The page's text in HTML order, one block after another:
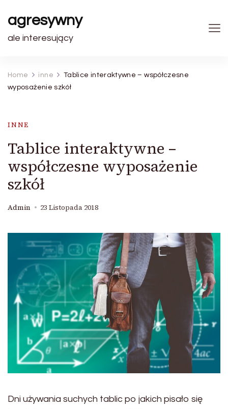
agresywny
ale interesujący
Home inne
Tablice interaktywne – współczesne
wyposażenie szkół
INNE
Tablice interaktywne –
współczesne wyposażenie
szkół
Admin 23 Listopada 2018
Dni używania suchych tablic po jakich pisało się